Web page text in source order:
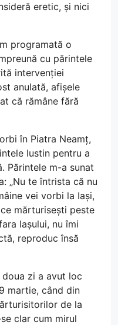
eretic, și nici
programată o
cu părintele
intervenției
anulată, afișele
că rămâne fără
în Piatra Neamț,
Iustin pentru a
Părintele m-a sunat
„Nu te întrista că nu
vei vorbi la Iași,
mărturisești peste
Iașului, nu îmi
reproduc însă
zi a avut loc
martie, când din
de la
clar cum mirul